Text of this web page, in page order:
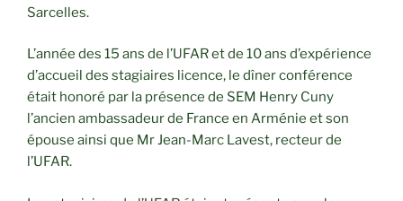
Sarcelles.
L’année des 15 ans de l’UFAR et de 10 ans d’expérience
d’accueil des stagiaires licence, le dîner conférence
était honoré par la présence de SEM Henry Cuny
l’ancien ambassadeur de France en Arménie et son
épouse ainsi que Mr Jean-Marc Lavest, recteur de
l’UFAR.